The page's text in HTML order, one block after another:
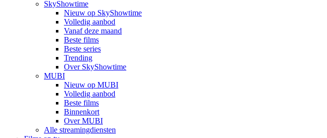
SkyShowtime
Nieuw op SkyShowtime
Volledig aanbod
Vanaf deze maand
Beste films
Beste series
Trending
Over SkyShowtime
MUBI
Nieuw op MUBI
Volledig aanbod
Beste films
Binnenkort
Over MUBI
Alle streamingdiensten